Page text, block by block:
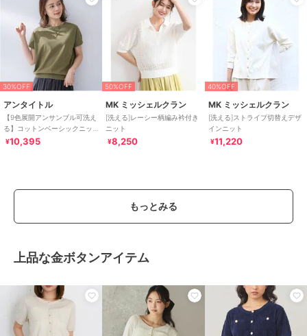
30%OFF
アンタイトル
【9色展開アンサンブル可洗え
る】コットンベーシックニッ
ト
¥10,395
50%OFF
MK ミッシェルクラン
[洗える]レーシー柄編み衿付き
ニット
¥8,250
40%OFF
MK ミッシェルクラン
[洗える]ストライプ切替えデザ
インニット
¥11,220
もっとみる
上品な金ボタンアイテム